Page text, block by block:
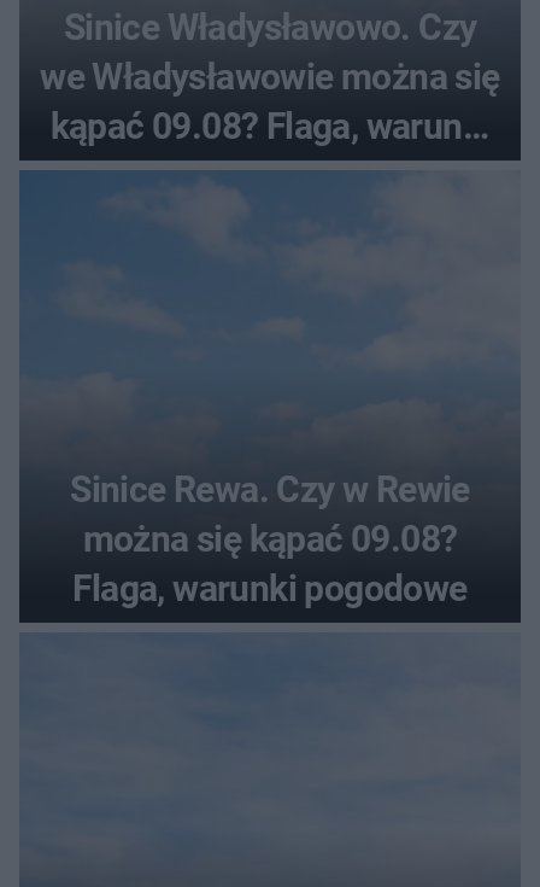
Sinice Władysławowo. Czy
we Władysławowie można się
kąpać 09.08? Flaga, warunki
pogodowe
Sinice Rewa. Czy w Rewie
można się kąpać 09.08?
Flaga, warunki pogodowe